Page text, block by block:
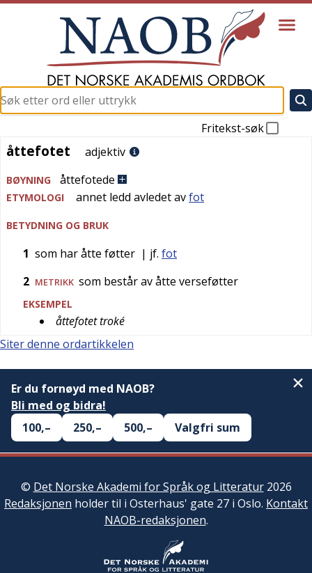
Fritekst-søk
åttefotet
åttefotet adjektiv
BØYNING åttefotede
ETYMOLOGI annet ledd avledet avfot
BETYDNING OG BRUK
1 som har åtte føtter | jf. fot
2 METRIKK som består av åtte verseføtter
EKSEMPEL
åttefotet troké
Siter denne ordartikkelen
Er du fornøyd med NAOB?
Bli med og bidra!
100,–
250,– 500,– Valgfri sum
© Det Norske Akademi for Språk og Litteratur2026
Redaksjonen holder til i Osterhaus' gate 27 i Oslo. Kontakt
NAOB-redaksjonen.